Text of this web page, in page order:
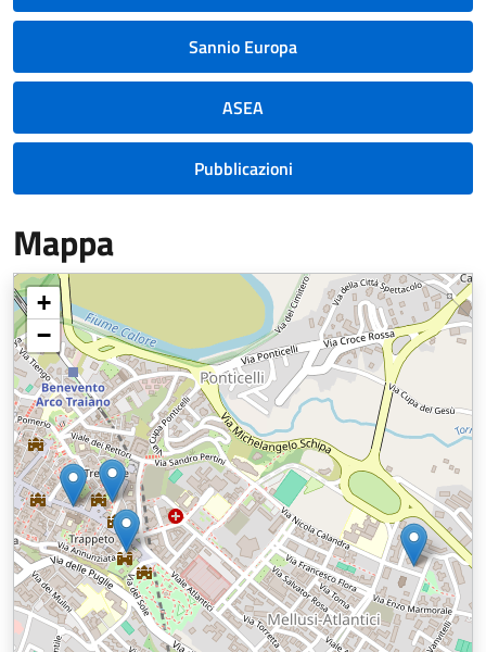
Sannio Europa
ASEA
Pubblicazioni
Mappa
+
−